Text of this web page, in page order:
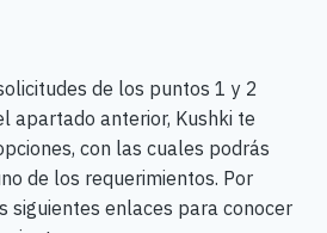
de los puntos 1 y 2
apartado anterior, Kushki te
con las cuales podrás
de los requerimientos. Por
siguientes enlaces para conocer